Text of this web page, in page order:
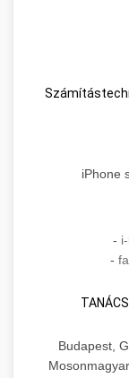
iPhone
-
-
Budapest,